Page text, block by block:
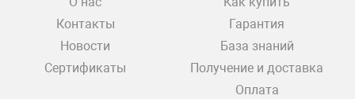
Контакты
Новости
Сертификаты
Гарантия
База знаний
Получение и доставка
Оплата